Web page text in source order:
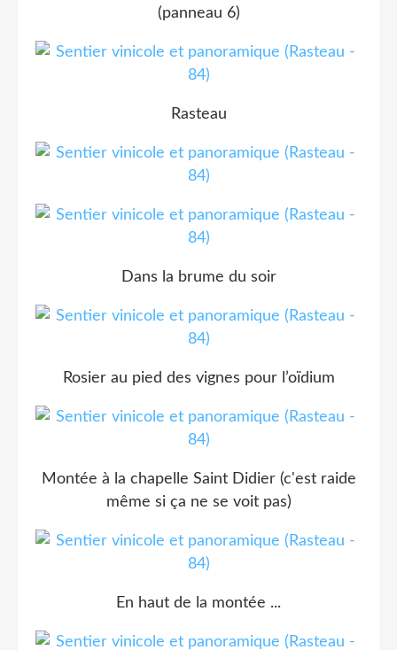
(panneau 6)
Rasteau
Dans la brume du soir
Rosier au pied des vignes pour l’oïdium
Montée à la chapelle Saint Didier (c'est raide
même si ça ne se voit pas)
En haut de la montée ...